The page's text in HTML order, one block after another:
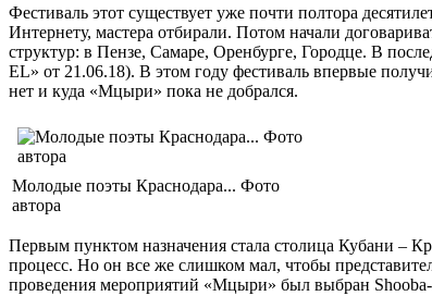
Фестиваль этот существует уже почти полтора
Интернету, мастера отбирали. Потом начали
структур: в Пензе, Самаре, Оренбурге, Городце. В
EL» от 21.06.18). В этом году фестиваль впервые
нет и куда «Мцыри» пока не добрался.
Молодые поэты Краснодара... Фото
автора
Первым пунктом назначения стала столица Кубани –
процесс. Но он все же слишком мал, чтобы
проведения мероприятий «Мцыри» был выбран Shooba-